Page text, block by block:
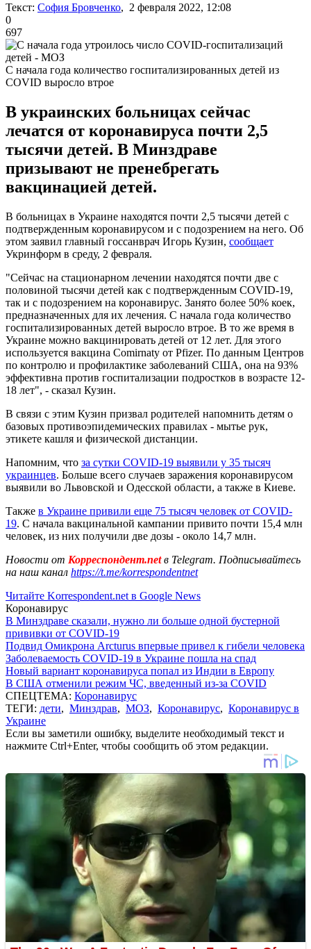
Текст: София Бровченко, 2 февраля 2022, 12:08
0
697
С начала года количество госпитализированных детей из
COVID выросло втрое
В украинских больницах сейчас
лечатся от коронавируса почти 2,5
тысячи детей. В Минздраве
призывают не пренебрегать
вакцинацией детей.
В больницах в Украине находятся почти 2,5 тысячи детей с
подтвержденным коронавирусом и с подозрением на него. Об
этом заявил главный госсанврач Игорь Кузин, сообщает
Укринформ в среду, 2 февраля.
"Сейчас на стационарном лечении находятся почти две с
половиной тысячи детей как с подтвержденным COVID-19,
так и с подозрением на коронавирус. Занято более 50% коек,
предназначенных для их лечения. С начала года количество
госпитализированных детей выросло втрое. В то же время в
Украине можно вакцинировать детей от 12 лет. Для этого
используется вакцина Comirnaty от Pfizer. По данным Центров
по контролю и профилактике заболеваний США, она на 93%
эффективна против госпитализации подростков в возрасте 12-
18 лет", - сказал Кузин.
В связи с этим Кузин призвал родителей напомнить детям о
базовых противоэпидемических правилах - мытье рук,
этикете кашля и физической дистанции.
Напомним, что за сутки COVID-19 выявили у 35 тысяч
украинцев. Больше всего случаев заражения коронавирусом
выявили во Львовской и Одесской области, а также в Киеве.
Также в Украине привили еще 75 тысяч человек от COVID-
19. С начала вакцинальной кампании привито почти 15,4 млн
человек, из них получили две дозы - около 14,7 млн.
Новости от Корреспондент.netв Telegram. Подписывайтесь
на наш канал https://t.me/korrespondentnet
Читайте Korrespondent.net в Google News
Коронавирус
В Минздраве сказали, нужно ли больше одной бустерной
прививки от COVID-19
Подвид Омикрона Arcturus впервые привел к гибели человека
Заболеваемость COVID-19 в Украине пошла на спад
Новый вариант коронавируса попал из Индии в Европу
В США отменили режим ЧС, введенный из-за COVID
СПЕЦТЕМА: Коронавирус
ТЕГИ: дети, Минздрав, МОЗ, Коронавирус, Коронавирус в
Украине
Если вы заметили ошибку, выделите необходимый текст и
нажмите Ctrl+Enter, чтобы сообщить об этом редакции.